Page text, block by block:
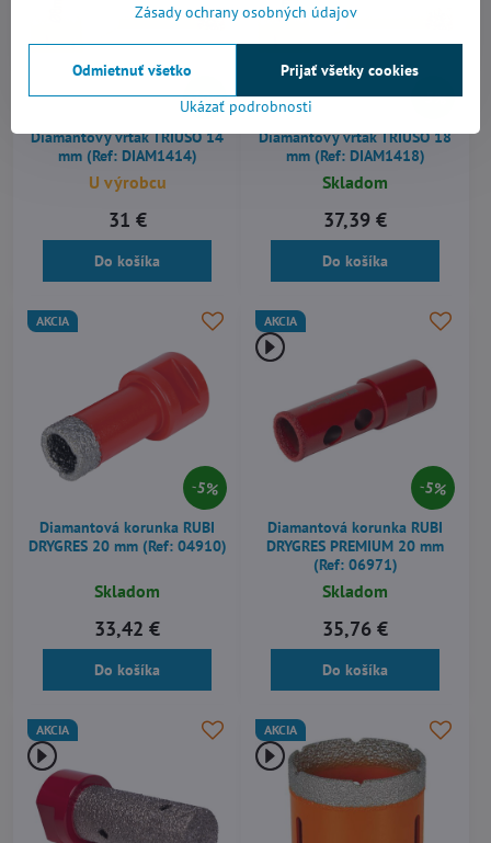
10%
Diamantový vrták TRIUSO 14
mm (Ref: DIAM1414)
U výrobcu
31 €
Do košíka
5%
Diamantový vrták TRIUSO 18
mm (Ref: DIAM1418)
Skladom
37,39 €
Do košíka
5%
AKCIA
Diamantová korunka RUBI
DRYGRES 20 mm (Ref: 04910)
Skladom
33,42 €
Do košíka
5%
AKCIA
Diamantová korunka RUBI
DRYGRES PREMIUM 20 mm
(Ref: 06971)
Skladom
35,76 €
Do košíka
AKCIA AKCIA
Zásady ochrany osobných údajov
Ukázať podrobnosti
Prijať všetky cookies
Odmietnuť všetko